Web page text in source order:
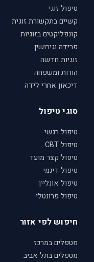
טיפול זוגי
קשיים בתקשורת זוגית
קונפליקטים בזוגיות
פרידה וגירושין
זוגיות חדשה
הורות ומשפחה
דיכאון אחרי לידה
סוגי טיפול
טיפול רגשי
טיפול CBT
טיפול קצר מועד
טיפול דינמי
טיפול אונליין
טיפול פרונטלי
חיפוש לפי אזור
מטפלים במרכז
מטפלים בתל אביב